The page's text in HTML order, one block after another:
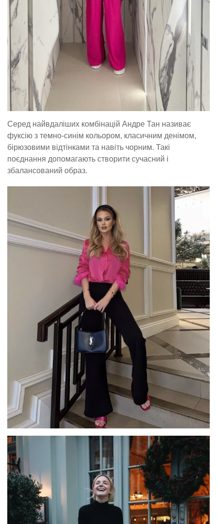
Серед найвдаліших комбінацій Андре Тан називає
фуксію з темно-синім кольором, класичним денімом,
бірюзовими відтінками та навіть чорним. Такі
поєднання допомагають створити сучасний і
збалансований образ.